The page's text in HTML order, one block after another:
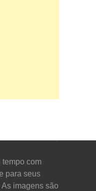
tempo com
para seus
imagens são